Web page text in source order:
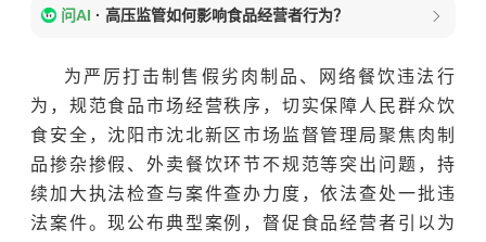
问AI · 高压监管如何影响食品经营者行为？
为严厉打击制售假劣肉制品、网络餐饮违法行
为，规范食品市场经营秩序，切实保障人民群众饮
食安全，沈阳市沈北新区市场监督管理局聚焦肉制
品掺杂掺假、外卖餐饮环节不规范等突出问题，持
续加大执法检查与案件查办力度，依法查处一批违
法案件。现公布典型案例，督促食品经营者引以为